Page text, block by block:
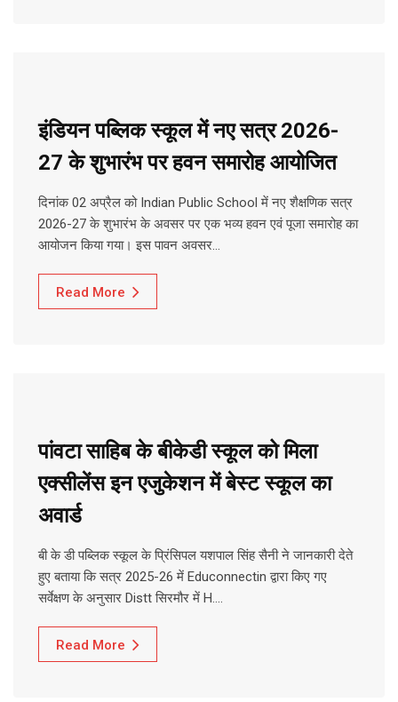
इंडियन पब्लिक स्कूल में नए सत्र 2026-
27 के शुभारंभ पर हवन समारोह आयोजित
दिनांक 02 अप्रैल को Indian Public School में नए शैक्षणिक सत्र
2026-27 के शुभारंभ के अवसर पर एक भव्य हवन एवं पूजा समारोह का
आयोजन किया गया। इस पावन अवसर…
Read More
पांवटा साहिब के बीकेडी स्कूल को मिला
एक्सीलेंस इन एजुकेशन में बेस्ट स्कूल का
अवार्ड
बी के डी पब्लिक स्कूल के प्रिंसिपल यशपाल सिंह सैनी ने जानकारी देते
हुए बताया कि सत्र 2025-26 में Educonnectin द्वारा किए गए
सर्वेक्षण के अनुसार Distt सिरमौर में H.…
Read More